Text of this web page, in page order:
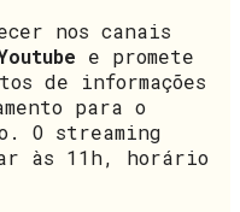
nos canais
e promete
de informações
para o
O streaming
às 11h, horário